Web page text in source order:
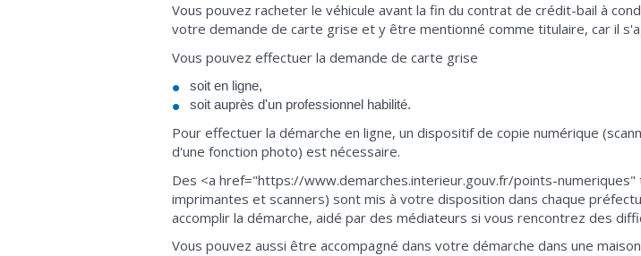
Vous pouvez racheter le véhicule avant la fin du contrat de crédit-bail à
votre demande de carte grise et y être mentionné comme titulaire, car il
Vous pouvez effectuer la demande de carte grise
soit en ligne,
soit auprès d'un professionnel habilité.
Pour effectuer la démarche en ligne, un dispositif de copie numérique
d'une fonction photo) est nécessaire.
Des <a href="https://www.demarches.interieur.gouv.fr/points-
imprimantes et scanners) sont mis à votre disposition dans chaque
accomplir la démarche, aidé par des médiateurs si vous rencontrez des
Vous pouvez aussi être accompagné dans votre démarche dans une